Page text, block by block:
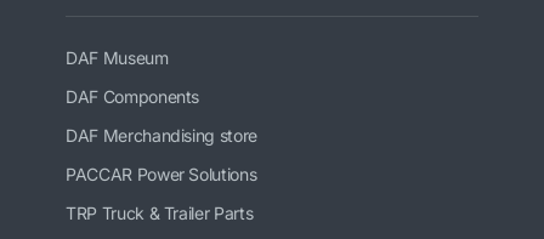
DAF Museum
DAF Components
DAF Merchandising store
PACCAR Power Solutions
TRP Truck & Trailer Parts